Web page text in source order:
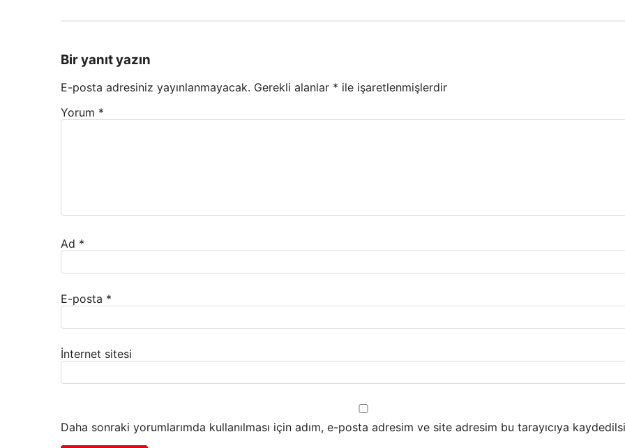
Bir yanıt yazın
E-posta adresiniz yayınlanmayacak. Gerekli alanlar * ile işaretlenmişlerdir
Yorum *
Ad *
E-posta *
İnternet sitesi
Daha sonraki yorumlarımda kullanılması için adım, e-posta adresim ve site adresim bu tarayıcıya